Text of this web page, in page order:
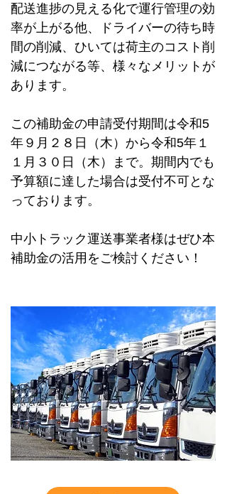
配送進捗の見える化で運行管理の効
率が上がる他、ドライバーの待ち時
間の削減、ひいては荷主のコスト削
減につながる等、様々なメリットが
あります。
この補助金の申請受付期間は令和5
年９月２８日（木）から令和5年１
１月３０日（木）まで。期間内でも
予算額に達した場合は受付不可とな
っております。
中小トラック運送事業者様はぜひ本
補助金の活用をご検討ください！